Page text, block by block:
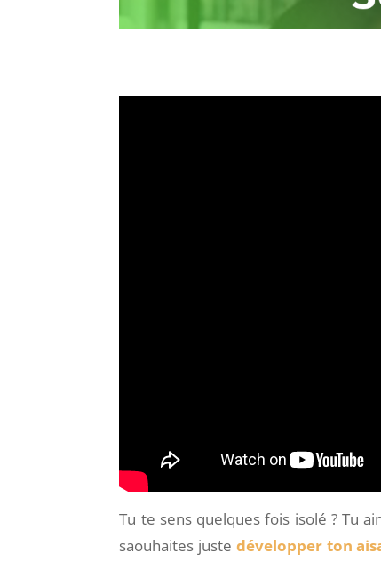
Tu te sens quelques fois isolé ? Tu
saouhaites juste développer ton